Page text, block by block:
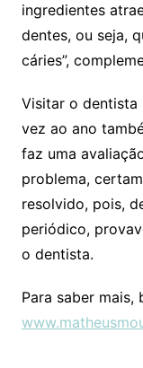
ingredientes
dentes, ou seja,
cáries”,
Visitar o dentista
vez ao ano
faz uma
problema,
resolvido, pois,
periódico,
o dentista.
Para saber mais,